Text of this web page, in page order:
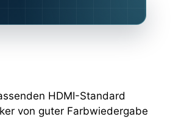
HDMI-Standard
von guter Farbwiedergabe